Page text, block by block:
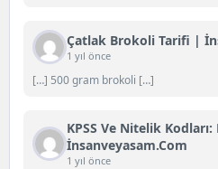
Çatlak Brokoli Tarifi |
1 yıl önce
[…] 500 gram brokoli […]
KPSS Ve Nitelik
İnsanveyasam.com
1 yıl önce